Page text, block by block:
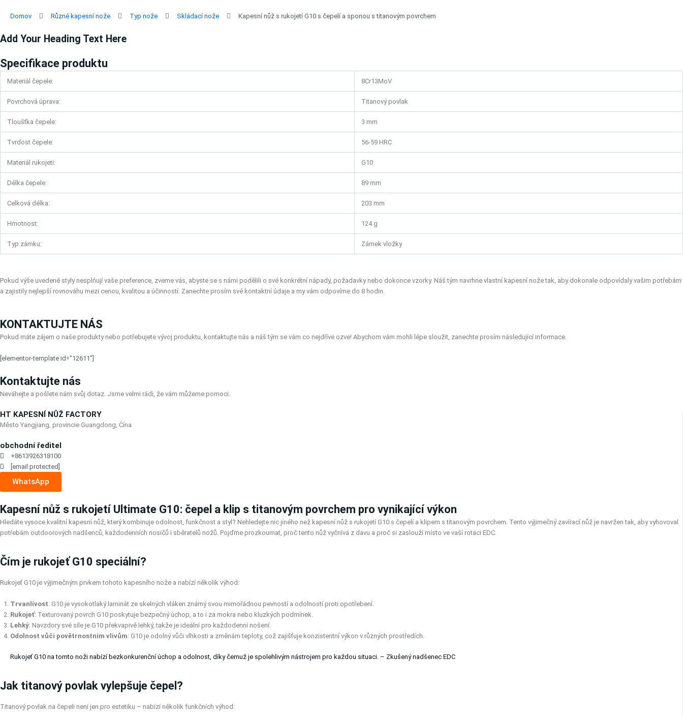
Domov Různé kapesní nože Typ nože Skládací nože Kapesní nůž s rukojetí G10 s čepelí a sponou s titanovým povrchem
Add Your Heading Text Here
Specifikace produktu
Materiál čepele: 8Cr13MoV
Povrchová úprava: Titanový povlak
Tloušťka čepele: 3 mm
Tvrdost čepele: 56-59 HRC
Materiál rukojeti: G10
Délka čepele: 89 mm
Celková délka: 203 mm
Hmotnost: 124 g
Typ zámku: Zámek vložky
Pokud výše uvedené styly nesplňují vaše preference, zveme vás, abyste se s námi podělili o své konkrétní nápady, požadavky nebo dokonce vzorky. Náš tým navrhne vlastní kapesní nože tak, aby dokonale odpovídaly vašim potřebám
a zajistily nejlepší rovnováhu mezi cenou, kvalitou a účinností. Zanechte prosím své kontaktní údaje a my vám odpovíme do 8 hodin.
KONTAKTUJTE NÁS
Pokud máte zájem o naše produkty nebo potřebujete vývoj produktu, kontaktujte nás a náš tým se vám co nejdříve ozve! Abychom vám mohli lépe sloužit, zanechte prosím následující informace.
[elementor-template id="12611"]
Kontaktujte nás
Neváhejte a pošlete nám svůj dotaz. Jsme velmi rádi, že vám můžeme pomoci.
HT KAPESNÍ NŮŽ FACTORY
Město Yangjiang, provincie Guangdong, Čína
obchodní ředitel
+8613926318100
[email protected]
WhatsApp
Kapesní nůž s rukojetí Ultimate G10: čepel a klip s titanovým povrchem pro vynikající výkon
Hledáte vysoce kvalitní kapesní nůž, který kombinuje odolnost, funkčnost a styl? Nehledejte nic jiného než kapesní nůž s rukojetí G10 s čepelí a klipem s titanovým povrchem. Tento výjimečný zavírací nůž je navržen tak, aby vyhovoval
potřebám outdoorových nadšenců, každodenních nosičů i sběratelů nožů. Pojďme prozkoumat, proč tento nůž vyčnívá z davu a proč si zaslouží místo ve vaší rotaci EDC.
Čím je rukojeť G10 speciální?
Rukojeť G10 je výjimečným prvkem tohoto kapesního nože a nabízí několik výhod:
Trvanlivost: G10 je vysokotlaký laminát ze skelných vláken známý svou mimořádnou pevností a odolností proti opotřebení.
Rukojeť: Texturovaný povrch G10 poskytuje bezpečný úchop, a to i za mokra nebo kluzkých podmínek.
Lehký: Navzdory své síle je G10 překvapivě lehký, takže je ideální pro každodenní nošení.
Odolnost vůči povětrnostním vlivům: G10 je odolný vůči vlhkosti a změnám teploty, což zajišťuje konzistentní výkon v různých prostředích.
Rukojeť G10 na tomto noži nabízí bezkonkurenční úchop a odolnost, díky čemuž je spolehlivým nástrojem pro každou situaci. – Zkušený nadšenec EDC
Jak titanový povlak vylepšuje čepel?
Titanový povlak na čepeli není jen pro estetiku – nabízí několik funkčních výhod: